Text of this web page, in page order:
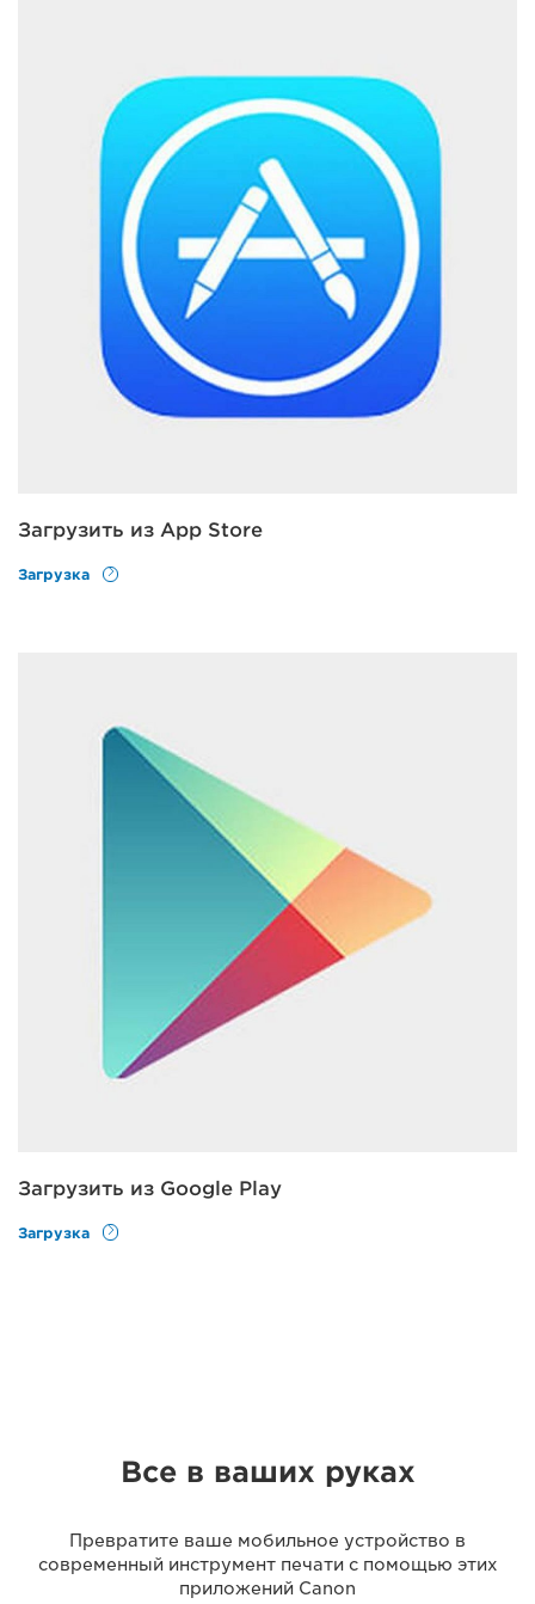
Загрузить из App Store
Загрузка
Загрузить из Google Play
Загрузка
Все в ваших руках
Превратите ваше мобильное устройство в
современный инструмент печати с помощью этих
приложений Canon